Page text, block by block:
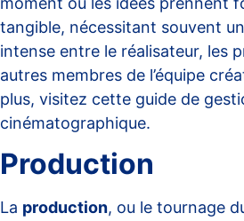
tangible, nécessitant souvent
intense entre le réalisateur, les
autres membres de l’équipe
plus, visitez cette guide de
cinématographique.
Production
La production, ou le tournage